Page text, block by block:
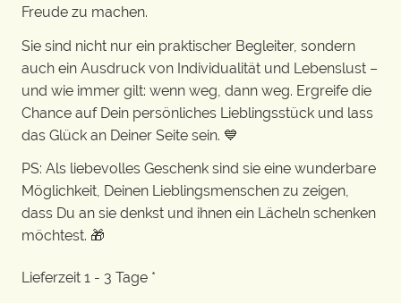
Freude zu machen.
Sie sind nicht nur ein praktischer Begleiter, sondern
auch ein Ausdruck von Individualität und Lebenslust –
und wie immer gilt: wenn weg, dann weg. Ergreife die
Chance auf Dein persönliches Lieblingsstück und lass
das Glück an Deiner Seite sein. 💙
PS: Als liebevolles Geschenk sind sie eine wunderbare
Möglichkeit, Deinen Lieblingsmenschen zu zeigen,
dass Du an sie denkst und ihnen ein Lächeln schenken
möchtest. 🎁
Lieferzeit 1 - 3 Tage *